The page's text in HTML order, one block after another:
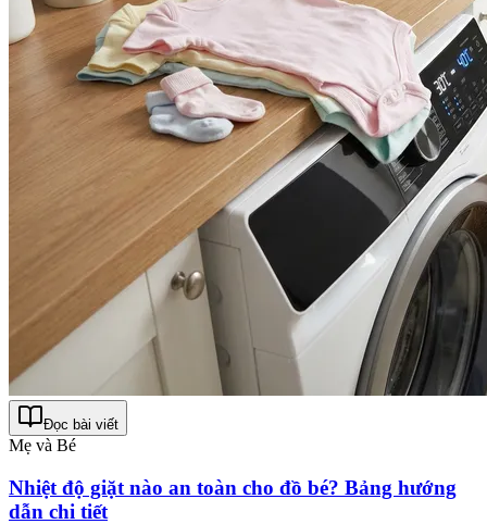
Đọc bài viết
Mẹ và Bé
Nhiệt độ giặt nào an toàn cho đồ bé? Bảng hướng
dẫn chi tiết